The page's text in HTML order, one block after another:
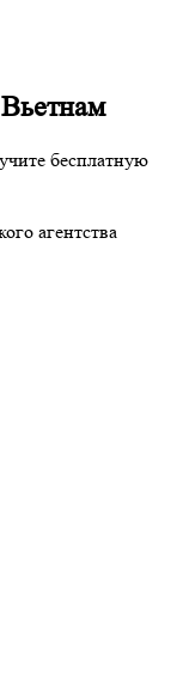
бесплатную
агентства